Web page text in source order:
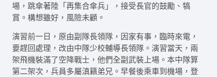
場，跳傘著陸「再集合傘兵」，接受長官的鼓勵、犒
賞。構想雖好，風險未顧。
演習前一日，原由副隊長領隊，因家有事，臨時來電，
要趕回處理，改由中隊少校輔導長領隊。演習當天，兩
架飛機裝滿了空降戰士，他們全副武裝上場。本中隊算
第二架次，兵員多屬滇籍弟兄。早餐後乘車到機場，登